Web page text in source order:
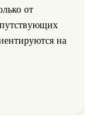
от
на